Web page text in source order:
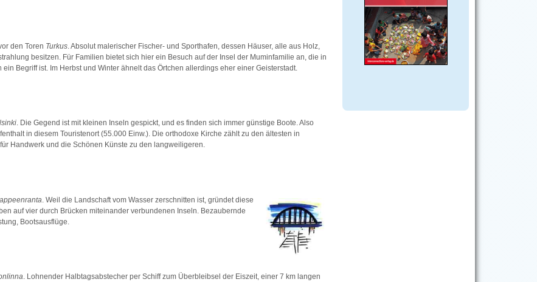
den Toren Turkus. Absolut malerischer Fischer- und Sporthafen, dessen Häuser, alle aus Holz,
besitzen. Für Familien bietet sich hier ein Besuch auf der Insel der Muminfamilie an, die in
ein Begriff ist. Im Herbst und Winter ähnelt das Örtchen allerdings eher einer Geisterstadt.
. Die Gegend ist mit kleinen Inseln gespickt, und es finden sich immer günstige Boote. Also
in diesem Touristenort (55.000 Einw.). Die orthodoxe Kirche zählt zu den ältesten in
Handwerk und die Schönen Künste zu den langweiligeren.
. Weil die Landschaft vom Wasser zerschnitten ist, gründet diese
auf vier durch Brücken miteinander verbundenen Inseln. Bezaubernde
Bootsausflüge.
. Lohnender Halbtagsabstecher per Schiff zum Überbleibsel der Eiszeit, einer 7 km langen